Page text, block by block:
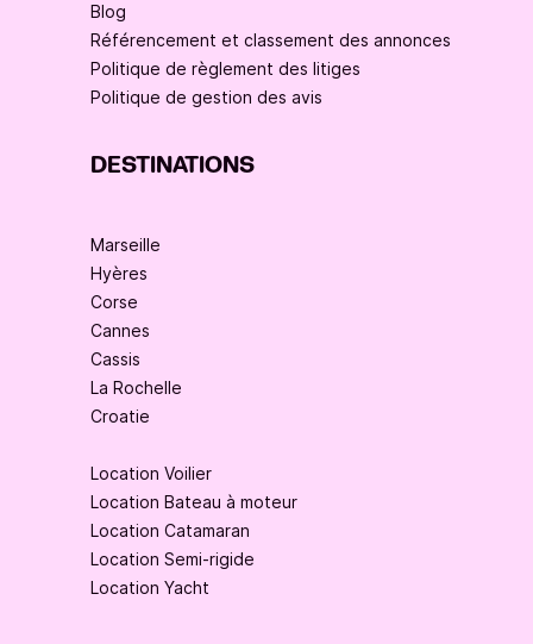
Blog
Référencement et classement des annonces
Politique de règlement des litiges
Politique de gestion des avis
DESTINATIONS
Marseille
Hyères
Corse
Cannes
Cassis
La Rochelle
Croatie
Location Voilier
Location Bateau à moteur
Location Catamaran
Location Semi-rigide
Location Yacht